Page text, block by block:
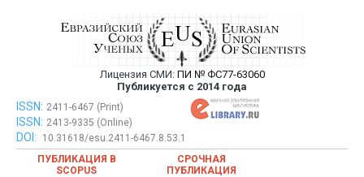
Евразийский Союз Ученых —
публикация научных статей в
ежемесячном научном журнале
Лицензия СМИ: ПИ № ФС77-63060
Публикуется с 2014 года
Евразийский Союз Ученых — публикация научных статей в
ежемесячном научном журнале
ISSN: 2411-6467 (Print)
ISSN: 2413-9335 (Online)
DOI:
10.31618/esu.2411-6467.8.53.1
ПУБЛИКАЦИЯ В
SCOPUS
СРОЧНАЯ
ПУБЛИКАЦИЯ